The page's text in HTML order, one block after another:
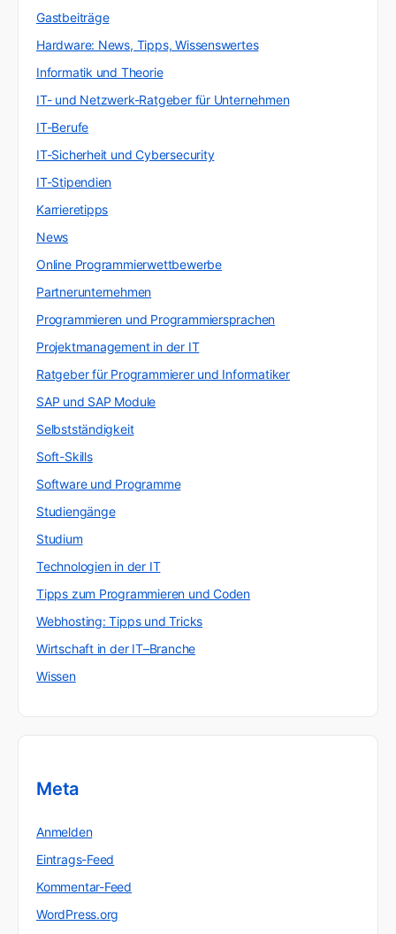
Gastbeiträge
Hardware: News, Tipps, Wissenswertes
Informatik und Theorie
IT- und Netzwerk-Ratgeber für Unternehmen
IT-Berufe
IT-Sicherheit und Cybersecurity
IT-Stipendien
Karrieretipps
News
Online Programmierwettbewerbe
Partnerunternehmen
Programmieren und Programmiersprachen
Projektmanagement in der IT
Ratgeber für Programmierer und Informatiker
SAP und SAP Module
Selbstständigkeit
Soft-Skills
Software und Programme
Studiengänge
Studium
Technologien in der IT
Tipps zum Programmieren und Coden
Webhosting: Tipps und Tricks
Wirtschaft in der IT–Branche
Wissen
Meta
Anmelden
Eintrags-Feed
Kommentar-Feed
WordPress.org